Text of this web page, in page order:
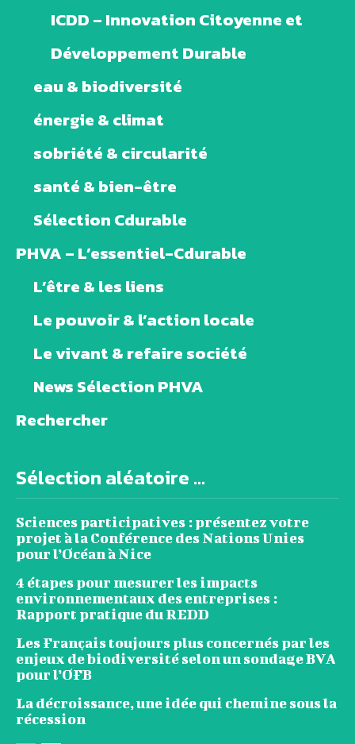
ICDD – Innovation Citoyenne et
Développement Durable
eau & biodiversité
énergie & climat
sobriété & circularité
santé & bien-être
Sélection Cdurable
PHVA – L’essentiel-Cdurable
L’être & les liens
Le pouvoir & l’action locale
Le vivant & refaire société
News Sélection PHVA
Rechercher
Sélection aléatoire ...
Sciences participatives : présentez votre
projet à la Conférence des Nations Unies
pour l’Océan à Nice
4 étapes pour mesurer les impacts
environnementaux des entreprises :
Rapport pratique du REDD
Les Français toujours plus concernés par les
enjeux de biodiversité selon un sondage BVA
pour l’OFB
La décroissance, une idée qui chemine sous la
récession